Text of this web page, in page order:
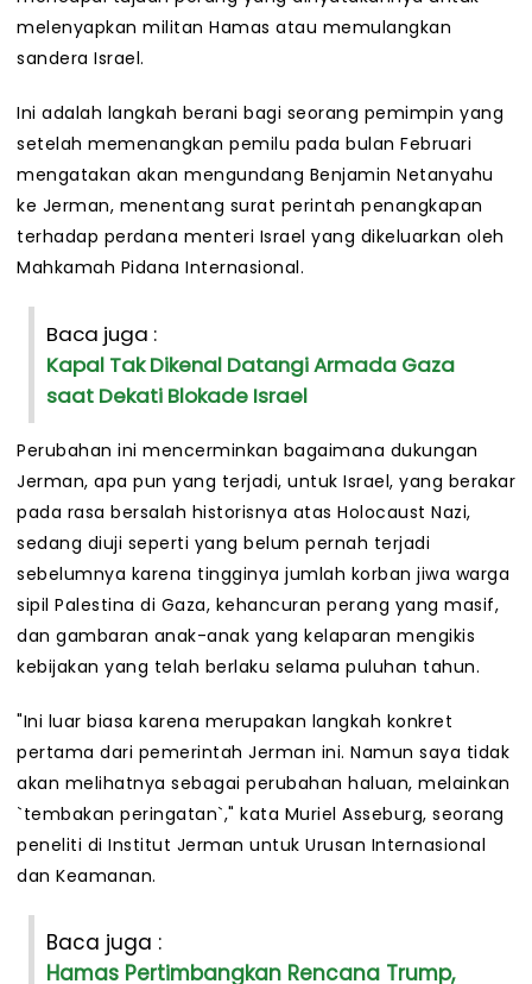
melenyapkan militan Hamas atau memulangkan
sandera Israel.
Ini adalah langkah berani bagi seorang pemimpin yang
setelah memenangkan pemilu pada bulan Februari
mengatakan akan mengundang Benjamin Netanyahu
ke Jerman, menentang surat perintah penangkapan
terhadap perdana menteri Israel yang dikeluarkan oleh
Mahkamah Pidana Internasional.
Baca juga :
Kapal Tak Dikenal Datangi Armada Gaza
saat Dekati Blokade Israel
Perubahan ini mencerminkan bagaimana dukungan
Jerman, apa pun yang terjadi, untuk Israel, yang berakar
pada rasa bersalah historisnya atas Holocaust Nazi,
sedang diuji seperti yang belum pernah terjadi
sebelumnya karena tingginya jumlah korban jiwa warga
sipil Palestina di Gaza, kehancuran perang yang masif,
dan gambaran anak-anak yang kelaparan mengikis
kebijakan yang telah berlaku selama puluhan tahun.
"Ini luar biasa karena merupakan langkah konkret
pertama dari pemerintah Jerman ini. Namun saya tidak
akan melihatnya sebagai perubahan haluan, melainkan
`tembakan peringatan`," kata Muriel Asseburg, seorang
peneliti di Institut Jerman untuk Urusan Internasional
dan Keamanan.
Baca juga :
Hamas Pertimbangkan Rencana Trump,